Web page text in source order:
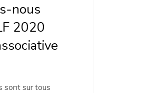
nous
2020
sont sur tous